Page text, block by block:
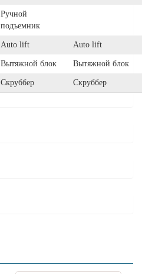
Ручной
подъемник
Auto lift Auto lift
Вытяжной блок Вытяжной блок
Скруббер Скруббер